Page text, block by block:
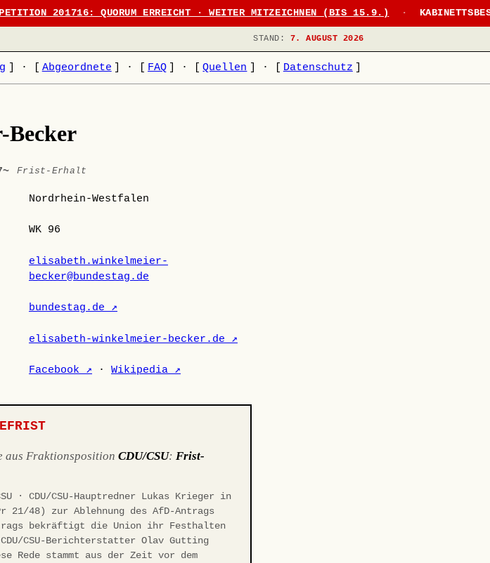
PETITION 201716: QUORUM ERREICHT · WEITER MITZEICHNEN (BIS 15.9.) ·
STAND: 7. AUGUST 2026
· Abgeordnete · FAQ · Quellen · Datenschutz
Becker
Frist-Erhalt
Nordrhein-Westfalen
WK 96
elisabeth.winkelmeier-
becker@bundestag.de
bundestag.de ↗
elisabeth-winkelmeier-becker.de ↗
Facebook ↗ · Wikipedia ↗
aus FraktionspositionCDU/CSU:Frist-
· CDU/CSU-Hauptredner Lukas Krieger in
21/48) zur Ablehnung des AfD-Antrags
bekräftigt die Union ihr Festhalten
CSU-Berichterstatter Olav Gutting
Rede stammt aus der Zeit vor dem